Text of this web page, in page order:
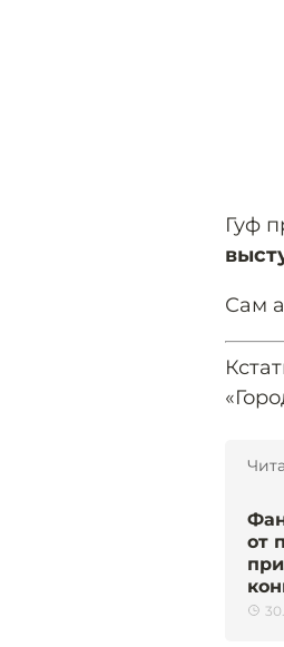
Гуф
Сам
от